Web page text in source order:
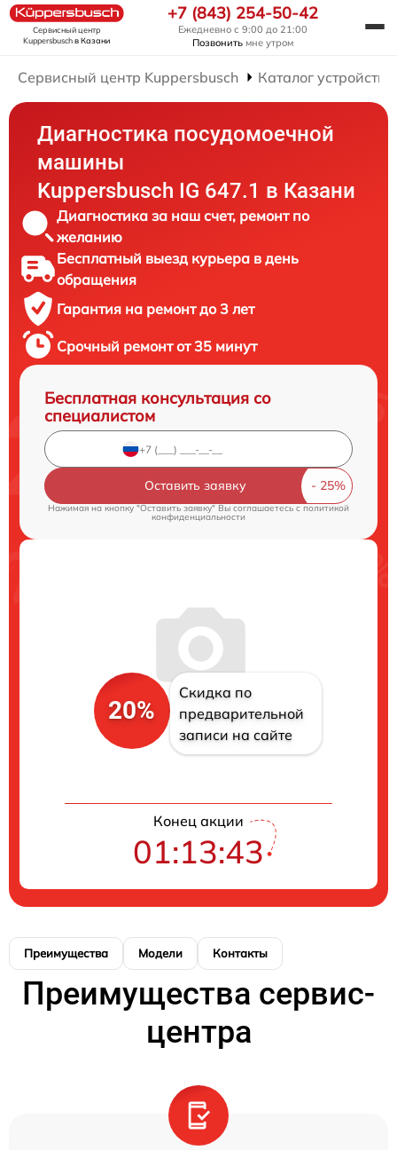
Сервисный центр
Kuppersbuschв Казани
+7 (843) 254-50-42
Ежедневно с 9:00 до 21:00
Позвонить мне утром
Сервисный центр Kuppersbusch Каталог устройств
Диагностика посудомоечной
машины
Kuppersbusch IG 647.1 в Казани
Диагностика за наш счет, ремонт по
желанию
Бесплатный выезд курьера в день
обращения
Гарантия на ремонт до 3 лет
Срочный ремонт от 35 минут
Бесплатная консультация со
специалистом
Оставить заявку
Нажимая на кнопку "Оставить заявку" Вы соглашаетесь cполитикой
конфиденциальности
20%
Скидка по
предварительной
записи на сайте
Конец акции
01:13:43
Преимущества Модели Контакты
Преимущества сервис-
центра